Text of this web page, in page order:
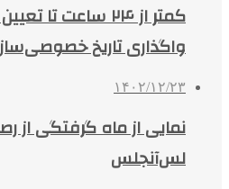
کمتر از ۲۴ ساعت تا
واگذاری تاریخ
۱۴۰۲/۱۲/۲۳
نمایی از ماه گرفتگی از
لس‌آنجلس